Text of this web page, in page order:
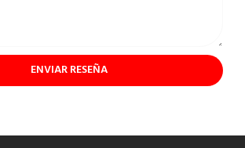
ENVIAR RESEÑA